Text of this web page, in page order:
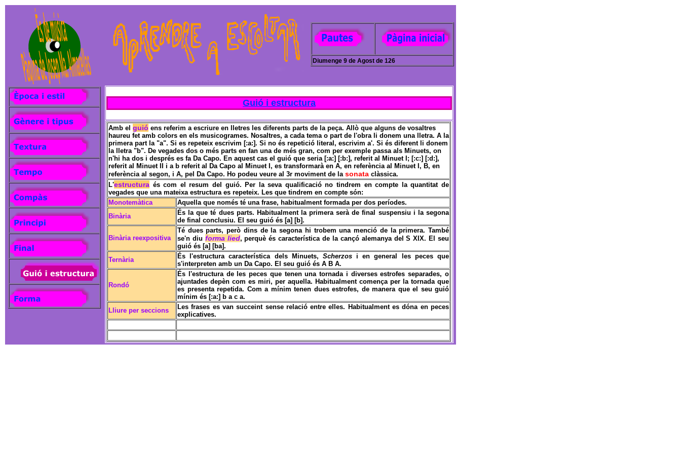
Diumenge 9 de Agost de 126
Guió i estructura
Amb el guió ens referim a escriure en lletres les diferents parts de la peça. Allò que alguns de vosaltres
haureu fet amb colors en els musicogrames. Nosaltres, a cada tema o part de l'obra li donem una lletra. A la
primera part la "a". Si es repeteix escrivim [:a:]. Si no és repetició literal, escrivim a'. Si és diferent li donem
la lletra "b". De vegades dos o més parts en fan una de més gran, com per exemple passa als Minuets, on
n'hi ha dos i després es fa Da Capo. En aquest cas el guió que seria [:a:] [:b:], referit al Minuet I; [:c:] [:d:],
referit al Minuet II i a b referit al Da Capo al Minuet I, es transformarà en A, en referència al Minuet I, B, en
referència al segon, i A, pel Da Capo. Ho podeu veure al 3r moviment de la sonata clàssica.
L'estructura és com el resum del guió. Per la seva qualificació no tindrem en compte la quantitat de
vegades que una mateixa estructura es repeteix. Les que tindrem en compte són:
Monotemàtica
Aquella que només té una frase, habitualment formada per dos períodes.
Binària
És la que té dues parts. Habitualment la primera serà de final suspensiu i la segona
de final conclusiu. El seu guió és [a] [b].
Binària reexpositiva
Té dues parts, però dins de la segona hi trobem una menció de la primera. També
se'n diu forma lied, perquè és característica de la cançó alemanya del S XIX. El seu
guió és [a] [ba].
Ternària
És l'estructura característica dels Minuets, Scherzosi en general les peces que
s'interpreten amb un Da Capo. El seu guió és A B A.
Rondó
És l'estructura de les peces que tenen una tornada i diverses estrofes separades, o
ajuntades depèn com es miri, per aquella. Habitualment comença per la tornada que
es presenta repetida. Com a mínim tenen dues estrofes, de manera que el seu guió
mínim és [:a:] b a c a.
Lliure per seccions
Les frases es van succeint sense relació entre elles. Habitualment es dóna en peces
explicatives.